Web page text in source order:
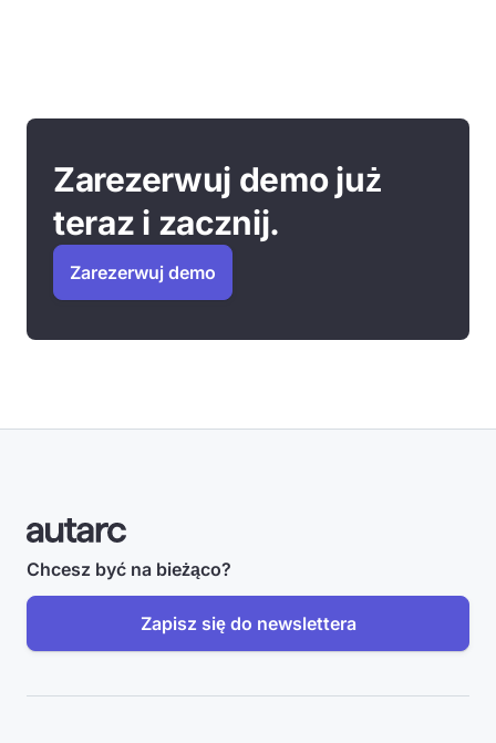
Zarezerwuj demo już
teraz i zacznij.
Zarezerwuj demo
Chcesz być na bieżąco?
Zapisz się do newslettera